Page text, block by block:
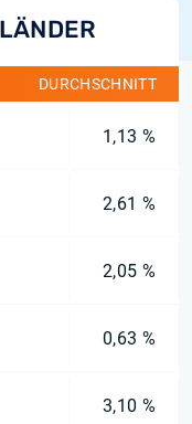
DURCHSCHNITT
1,13 %
2,61 %
2,05 %
0,63 %
3,10 %